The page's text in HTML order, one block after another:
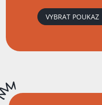
VYBRAT POUKAZ